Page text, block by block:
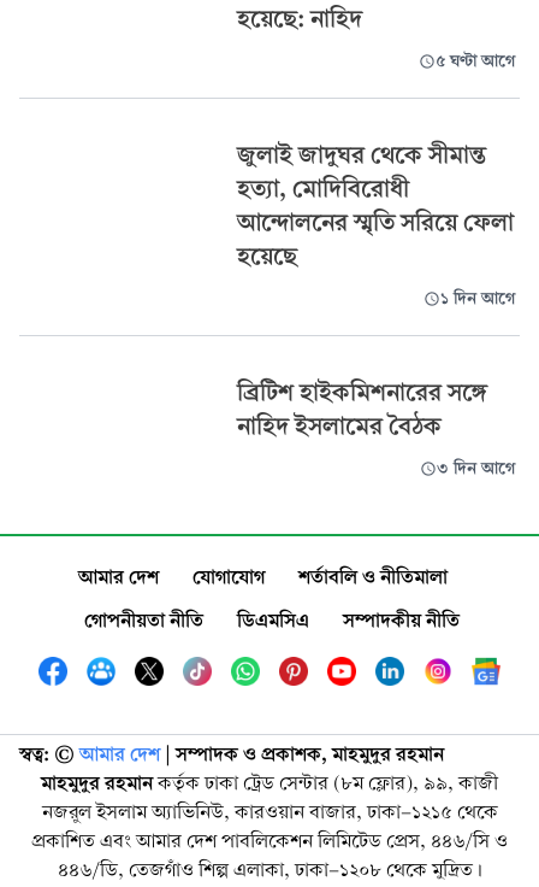
হয়েছে: নাহিদ
৫ ঘণ্টা আগে
জুলাই জাদুঘর থেকে সীমান্ত
হত্যা, মোদিবিরোধী
আন্দোলনের স্মৃতি সরিয়ে ফেলা
হয়েছে
১ দিন আগে
ব্রিটিশ হাইকমিশনারের সঙ্গে
নাহিদ ইসলামের বৈঠক
৩ দিন আগে
আমার দেশ যোগাযোগ
শর্তাবলি ও নীতিমালা
গোপনীয়তা নীতি
ডিএমসিএ সম্পাদকীয় নীতি
স্বত্ব: ©️ আমার দেশ| সম্পাদক ও প্রকাশক, মাহমুদুর রহমান
মাহমুদুর রহমানকর্তৃক ঢাকা ট্রেড সেন্টার (৮ম ফ্লোর), ৯৯, কাজী
নজরুল ইসলাম অ্যাভিনিউ, কারওয়ান বাজার, ঢাকা-১২১৫ থেকে
প্রকাশিত এবং আমার দেশ পাবলিকেশন লিমিটেড প্রেস, ৪৪৬/সি ও
৪৪৬/ডি, তেজগাঁও শিল্প এলাকা, ঢাকা-১২০৮ থেকে মুদ্রিত।